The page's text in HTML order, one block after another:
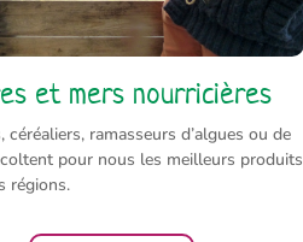
et mers nourricières
céréaliers, ramasseurs d’algues ou de
pour nous les meilleurs produits
régions.